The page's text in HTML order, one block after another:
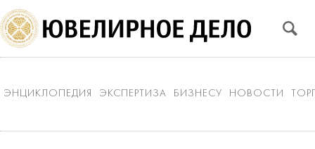
ЭНЦИКЛОПЕДИЯ ЭКСПЕРТИЗА БИЗНЕСУ НОВОСТИ